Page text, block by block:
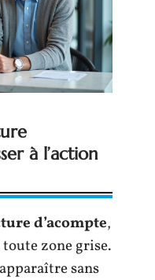
à l’action
d’acompte,
toute zone grise.
sans